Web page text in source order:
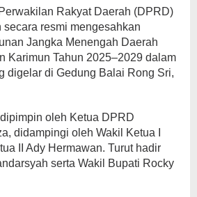
Rakyat Daerah (DPRD)
secara resmi mengesahkan
Jangka Menengah Daerah
Karimun Tahun 2025–2029 dalam
digelar di Gedung Balai Rong Sri,
oleh Ketua DPRD
didampingi oleh Wakil Ketua I
II Ady Hermawan. Turut hadir
serta Wakil Bupati Rocky